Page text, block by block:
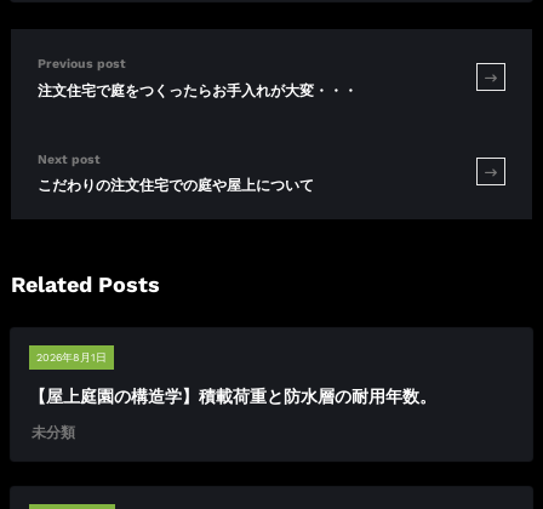
Previous post
注文住宅で庭をつくったらお手入れが大変・・・
Next post
こだわりの注文住宅での庭や屋上について
Related Posts
2026年8月1日
【屋上庭園の構造学】積載荷重と防水層の耐用年数。
未分類